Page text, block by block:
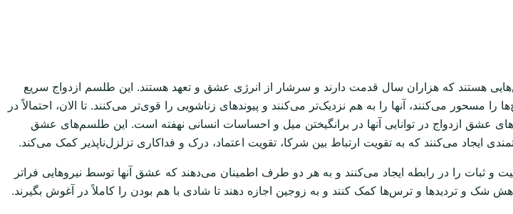
هستند که هزاران سال قدمت دارند و سرشار از انرژی عشق و تعهد هستند. این طلسم ازدواج سریع
مسحور می‌کنند، آنها را به هم نزدیک‌تر می‌کنند و پیوندهای زناشویی را قوی‌تر می‌کنند. تا الان، احتمالاً در
عشق ازدواج در توانایی آنها در برانگیختن میل و احساسات انسانی نهفته است. این طلسم‌های عشق
ایجاد می‌کنند که به تقویت ارتباط بین شرکا، تقویت اعتماد، درک و فداکاری تزلزل‌ناپذیر کمک می‌کند.
ثبات را در رابطه ایجاد می‌کنند و به هر دو طرف اطمینان می‌دهند که عشق آنها توسط نیروهایی فراتر
شک و تردیدها و ترس‌ها کمک کنند و به زوجین اجازه دهند تا شادی با هم بودن را کاملاً در آغوش بگیرند.